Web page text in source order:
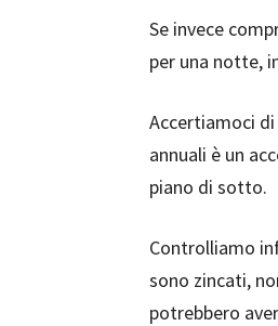
Se invece
per una notte,
Accertiamoci di
annuali è un
piano di sotto.
Controlliamo
sono zincati,
potrebbero